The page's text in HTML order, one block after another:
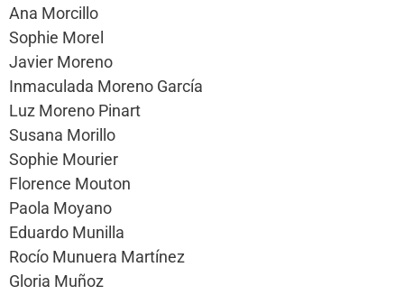
Ana Morcillo
Sophie Morel
Javier Moreno
Inmaculada Moreno García
Luz Moreno Pinart
Susana Morillo
Sophie Mourier
Florence Mouton
Paola Moyano
Eduardo Munilla
Rocío Munuera Martínez
Gloria Muñoz